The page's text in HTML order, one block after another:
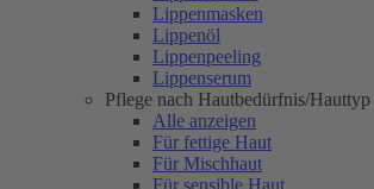
Lippenmasken
Lippenöl
Lippenpeeling
Lippenserum
Pflege nach Hautbedürfnis/Hauttyp
Alle anzeigen
Für fettige Haut
Für Mischhaut
Für sensible Haut